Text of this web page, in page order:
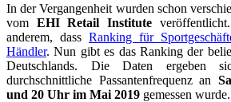
In der Vergangenheit wurden schon
vom EHI Retail Institute
anderem, dass Ranking für
Händler. Nun gibt es das Ranking der
Deutschlands. Die Daten ergeben
durchschnittliche Passantenfrequenz an
und 20 Uhr im Mai 2019 gemessen wurde.